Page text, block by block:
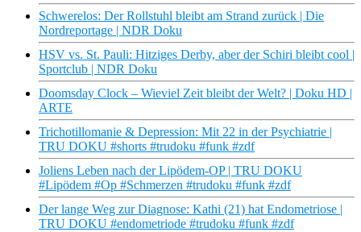
Schwerelos: Der Rollstuhl bleibt am Strand zurück | Die
Nordreportage | NDR Doku
HSV vs. St. Pauli: Hitziges Derby, aber der Schiri bleibt cool |
Sportclub | NDR Doku
Doomsday Clock – Wieviel Zeit bleibt der Welt? | Doku HD |
ARTE
Trichotillomanie & Depression: Mit 22 in der Psychiatrie |
TRU DOKU #shorts #trudoku #funk #zdf
Joliens Leben nach der Lipödem-OP | TRU DOKU
#Lipödem #Op #Schmerzen #trudoku #funk #zdf
Der lange Weg zur Diagnose: Kathi (21) hat Endometriose |
TRU DOKU #endometriode #trudoku #funk #zdf